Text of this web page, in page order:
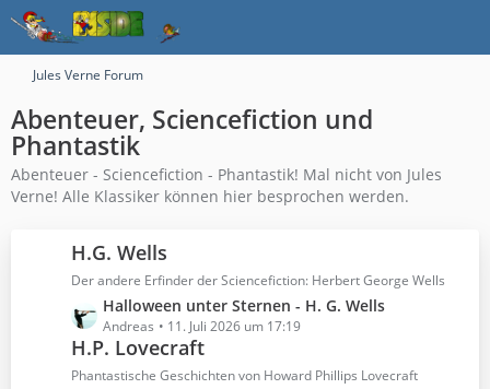
Jules Verne Forum
Abenteuer, Sciencefiction und
Phantastik
Abenteuer - Sciencefiction - Phantastik! Mal nicht von Jules
Verne! Alle Klassiker können hier besprochen werden.
H.G. Wells
Der andere Erfinder der Sciencefiction: Herbert George Wells
L
e
t
z
Halloween unter Sternen - H. G. Wells
Andreas 11. Juli 2026 um 17:19
H.P. Lovecraft
Phantastische Geschichten von Howard Phillips Lovecraft